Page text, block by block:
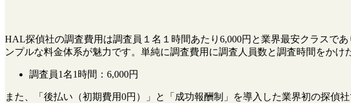
HAL探偵社の調査費用は調査員１名１時間あたり6,000円と業界最安クラスで
ンプルな料金体系が魅力です。単純に調査費用に調査人員数と調査時間をかけ
調査員1名1時間： 6,000円
また、 「後払い（初期費用0円）」 と 「成功報酬制」
を導入した業界初の探偵